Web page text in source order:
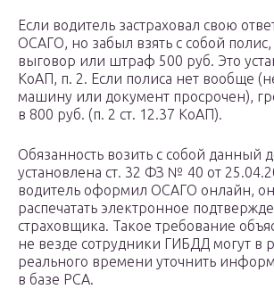
Если водитель застраховал свою
ОСАГО, но забыл взять с собой
выговор или штраф 500 руб. Это
КоАП, п. 2. Если полиса нет вообще
машину или документ просрочен),
в 800 руб. (п. 2 ст. 12.37 КоАП).
Обязанность возить с собой данный
установлена ст. 32 ФЗ № 40 от
водитель оформил ОСАГО онлайн,
распечатать электронное
страховщика. Такое требование
не везде сотрудники ГИБДД могут в
реального времени уточнить
в базе РСА.